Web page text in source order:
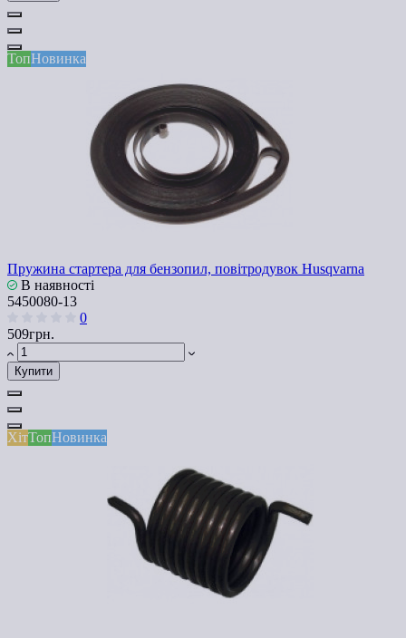
ТопНовинка
Пружина стартера для бензопил, повітродувок Husqvarna
В наявності
5450080-13
0
509грн.
Купити
ХітТопНовинка